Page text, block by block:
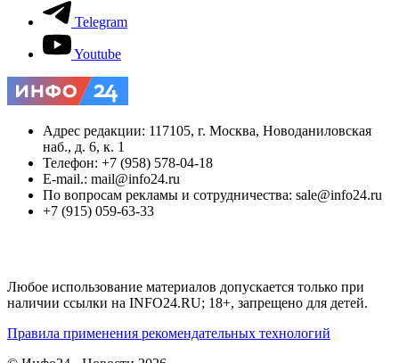
Telegram
Youtube
Адрес редакции: 117105, г. Москва, Новоданиловская
наб., д. 6, к. 1
Телефон: +7 (958) 578-04-18
E-mail.: mail@info24.ru
По вопросам рекламы и сотрудничества: sale@info24.ru
+7 (915) 059-63-33
Любое использование материалов допускается только при
наличии ссылки на INFO24.RU; 18+, запрещено для детей.
Правила применения рекомендательных технологий